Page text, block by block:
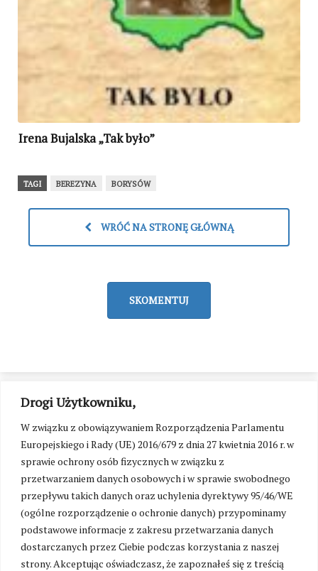
Drogi Użytkowniku,
W związku z obowiązywaniem Rozporządzenia Parlamentu
Europejskiego i Rady (UE) 2016/679 z dnia 27 kwietnia 2016 r. w
sprawie ochrony osób fizycznych w związku z
przetwarzaniem danych osobowych i w sprawie swobodnego
przepływu takich danych oraz uchylenia dyrektywy 95/46/WE
(ogólne rozporządzenie o ochronie danych) przypominamy
podstawowe informacje z zakresu przetwarzania danych
dostarczanych przez Ciebie podczas korzystania z naszej
strony. Akceptując oświadczasz, że zapoznałeś się z treścią
Irena Bujalska „Tak było”
TAGI BEREZYNA BORYSÓW
WRÓĆ NA STRONĘ GŁÓWNĄ
SKOMENTUJ